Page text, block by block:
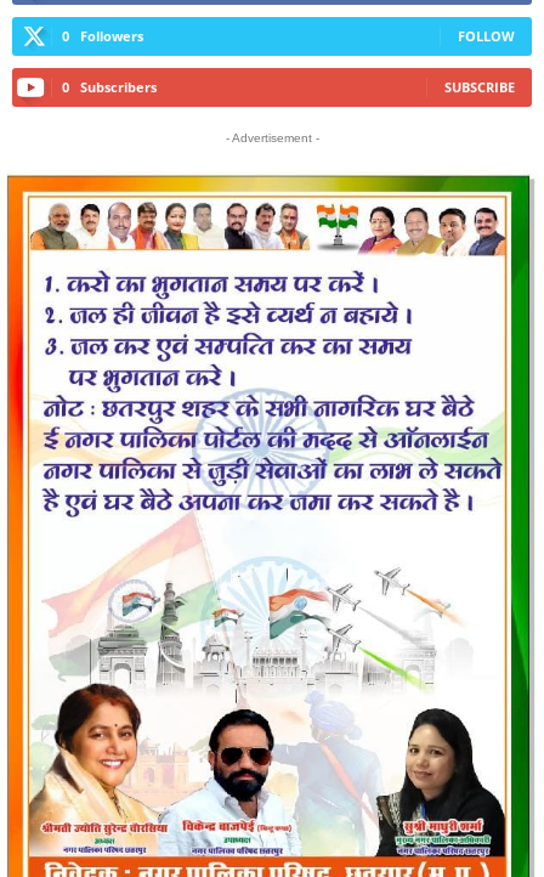
0 Followers FOLLOW
0 Subscribers SUBSCRIBE
- Advertisement -